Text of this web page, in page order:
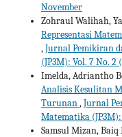
November
Zohraul Walihah,
Representasi
,Jurnal Pemikiran
(JP3M): Vol. 7 No.
Imelda, Adriantho
Analisis Kesulitan
Turunan,Jurnal
Matematika
Samsul Mizan,